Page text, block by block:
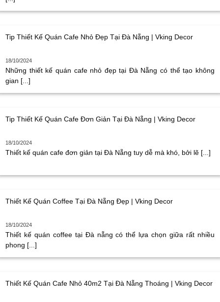
Tip Thiết Kế Quán Cafe Nhỏ Đẹp Tại Đà Nẵng | Vking Decor
18/10/2024
Những thiết kế quán cafe nhỏ đẹp tại Đà Nẵng có thể tạo không
gian [...]
Tip Thiết Kế Quán Cafe Đơn Giản Tại Đà Nẵng | Vking Decor
18/10/2024
Thiết kế quán cafe đơn giản tại Đà Nẵng tuy dễ mà khó, bởi lẽ [...]
Thiết Kế Quán Coffee Tại Đà Nẵng Đẹp | Vking Decor
18/10/2024
Thiết kế quán coffee tại Đà nẵng có thể lựa chọn giữa rất nhiều
phong [...]
Thiết Kế Quán Cafe Nhỏ 40m2 Tại Đà Nẵng Thoáng | Vking Decor